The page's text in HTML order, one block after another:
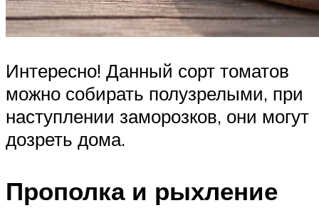
Интересно! Данный сорт томатов
можно собирать полузрелыми, при
наступлении заморозков, они могут
дозреть дома.
Прополка и рыхление